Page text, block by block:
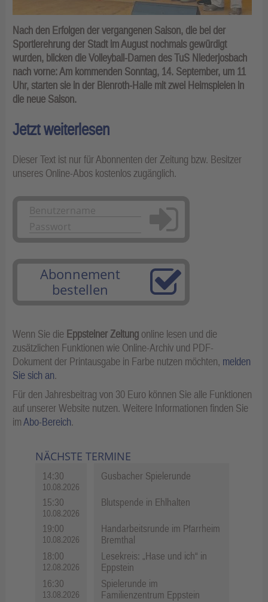
Nach den Erfolgen der vergangenen Saison, die bei der
Sportlerehrung der Stadt im August nochmals gewürdigt
wurden, blicken die Volleyball-Damen des TuS Niederjosbach
nach vorne: Am kommenden Sonntag, 14. September, um 11
Uhr, starten sie in der Bienroth-Halle mit zwei Heimspielen in
die neue Saison.
Jetzt weiterlesen
Dieser Text ist nur für Abonnenten der Zeitung bzw. Besitzer
unseres Online-Abos kostenlos zugänglich.
Anmelden
Abonnement
bestellen
Wenn Sie die Eppsteiner Zeitung online lesen und die
zusätzlichen Funktionen wie Online-Archiv und PDF-
Dokument der Printausgabe in Farbe nutzen möchten, melden
Sie sich an.
Für den Jahresbeitrag von 30 Euro können Sie alle Funktionen
auf unserer Website nutzen. Weitere Informationen finden Sie
imAbo-Bereich.
NÄCHSTE TERMINE
14:30
10.08.2026
Gusbacher Spielerunde
15:30
10.08.2026
Blutspende in Ehlhalten
19:00
10.08.2026
Handarbeitsrunde im Pfarrheim
Bremthal
18:00
12.08.2026
Lesekreis: „Hase und ich“ in
Eppstein
16:30
13.08.2026
Spielerunde im
Familienzentrum Eppstein